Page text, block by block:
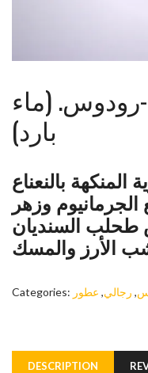
(ماء
بارد)
بالنعناع
الجرمانيوم وزهر
طحلب السنديان
الأرز والمسك
Categories: , رجالي, عطور
DESCRIPTION